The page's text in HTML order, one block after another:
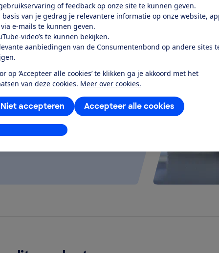
of feedback op onze site te kunnen geven.
basis van je gedrag je relevantere informatie op onze website,
e-mails te kunnen geven.
video’s te kunnen bekijken.
aanbiedingen van de Consumentenbond op andere sites
op ‘Accepteer alle cookies’ te klikken ga je akkoord met het
van deze cookies. Meer over cookies.
Accepteer alle cookies
Niet accepteren
aanpassen
je ver fietsen op een
kijken of de e-bike op rolletjes